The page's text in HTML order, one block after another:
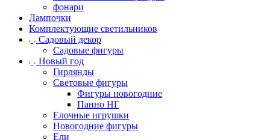
фонари
Лампочки
Комплектующие светильников
Садовый декор
Садовые фигуры
Новый год
Гирлянды
Световые фигуры
Фигуры новогодние
Панно НГ
Елочные игрушки
Новогодние фигуры
Ели